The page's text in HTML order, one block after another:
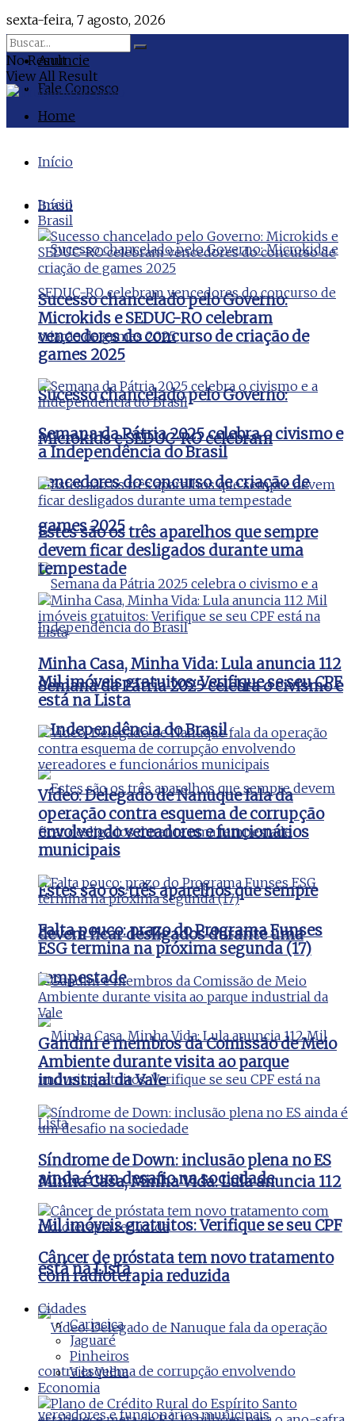
sexta-feira, 7 agosto, 2026
Anuncie
Fale Conosco
Home
No Result
View All Result
Início
Brasil
Sucesso chancelado pelo Governo:
Microkids e SEDUC-RO celebram
vencedores do concurso de criação de
games 2025
Semana da Pátria 2025 celebra o civismo e
a Independência do Brasil
Estes são os três aparelhos que sempre
devem ficar desligados durante uma
tempestade
Minha Casa, Minha Vida: Lula anuncia 112
Mil imóveis gratuitos: Verifique se seu CPF
está na Lista
Início
Brasil
Sucesso chancelado pelo Governo:
Microkids e SEDUC-RO celebram
vencedores do concurso de criação de
games 2025
Semana da Pátria 2025 celebra o civismo e
a Independência do Brasil
Estes são os três aparelhos que sempre
devem ficar desligados durante uma
tempestade
Minha Casa, Minha Vida: Lula anuncia 112
Mil imóveis gratuitos: Verifique se seu CPF
está na Lista
Vídeo: Delegado de Nanuque fala da
operação contra esquema de corrupção
envolvendo vereadores e funcionários
municipais
Falta pouco: prazo do Programa Funses
ESG termina na próxima segunda (17)
Gandini e membros da Comissão de Meio
Ambiente durante visita ao parque
industrial da Vale
Síndrome de Down: inclusão plena no ES
ainda é um desafio na sociedade
Câncer de próstata tem novo tratamento
com radioterapia reduzida
Cidades
Cariacica
Jaguaré
Pinheiros
Vila Velha
Economia